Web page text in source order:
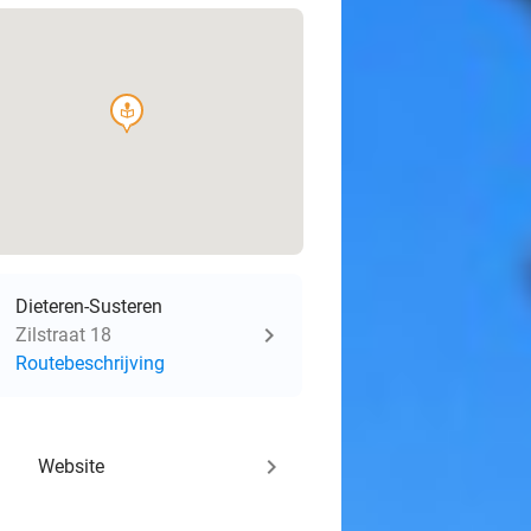
course
Dieteren-Susteren
Zilstraat 18
Routebeschrijving
Website keyboard_arrow_right